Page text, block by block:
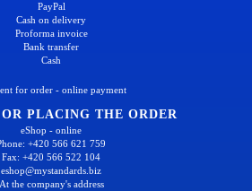
PayPal
Cash on delivery
Proforma invoice
Bank transfer
Cash
for order - online payment
PLACING THE ORDER
eShop - online
+420 566 621 759
Fax: +420 566 522 104
eshop@mystandards.biz
At the company's address